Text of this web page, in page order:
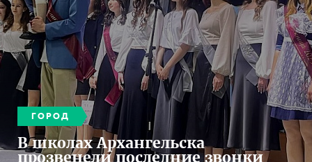
ГОРОД
В школах Архангельска
прозвенели последние звонки